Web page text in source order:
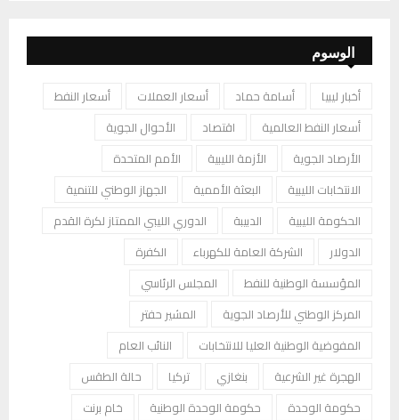
الوسوم
أخبار ليبيا أسامة حماد أسعار العملات
أسعار النفط
أسعار النفط العالمية
اقتصاد
الأحوال الجوية
الأرصاد الجوية
الأزمة الليبية
الأمم المتحدة
الانتخابات الليبية
البعثة الأممية
الجهاز الوطني للتنمية
الحكومة الليبية
الدبيبة
الدوري الليبي الممتاز لكرة القدم
الدولار
الشركة العامة للكهرباء
الكفرة
المؤسسة الوطنية للنفط
المجلس الرئاسي
المركز الوطني للأرصاد الجوية
المشير حفتر
المفوضية الوطنية العليا للانتخابات
النائب العام
الهجرة غير الشرعية
بنغازي تركيا
حالة الطقس
حكومة الوحدة
حكومة الوحدة الوطنية
خام برنت